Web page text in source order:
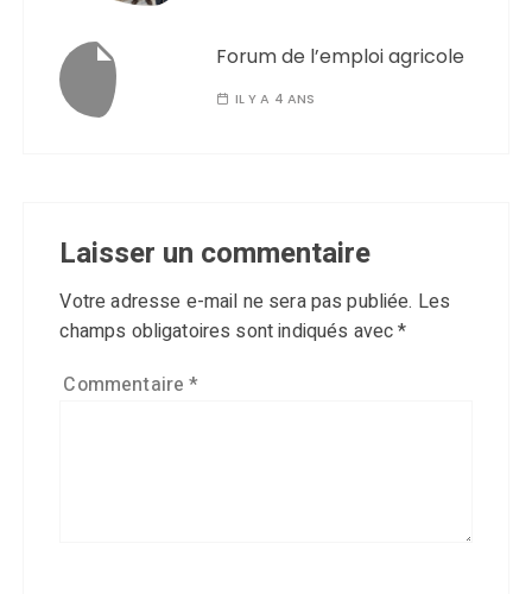
Forum de l’emploi agricole
IL Y A 4 ANS
Laisser un commentaire
Votre adresse e-mail ne sera pas publiée. Les
champs obligatoires sont indiqués avec*
Commentaire*